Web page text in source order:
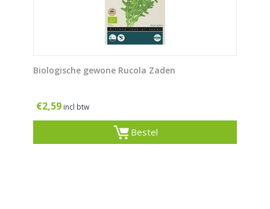
Biologische gewone Rucola Zaden
€2,59 incl btw
Bestel